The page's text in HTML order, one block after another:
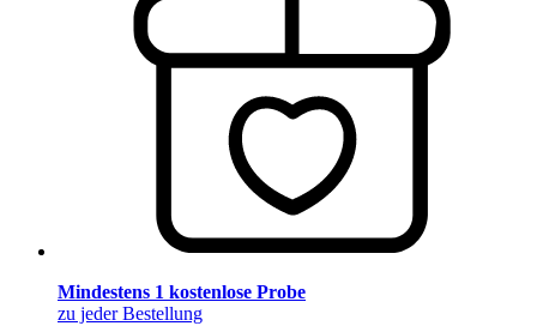
Mindestens 1 kostenlose Probe
zu jeder Bestellung